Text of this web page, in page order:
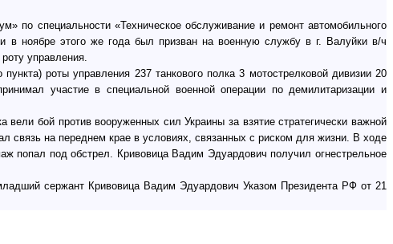
по специальности «Техническое обслуживание и ремонт автомобильного
ноябре этого же года был призван на военную службу в г. Валуйки в/ч
управления.
роты управления 237 танкового полка 3 мотострелковой дивизии 20
участие в специальной военной операции по демилитаризации и
вели бой против вооруженных сил Украины за взятие стратегически важной
связь на переднем крае в условиях, связанных с риском для жизни. В ходе
попал под обстрел. Кривовица Вадим Эдуардович получил огнестрельное
сержант Кривовица Вадим Эдуардович Указом Президента РФ от 21